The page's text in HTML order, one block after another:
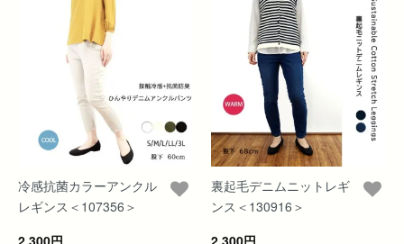
冷感抗菌カラーアンクル
レギンス＜107356＞
2,300円
裏起毛デニムニットレギ
ンス＜130916＞
2,300円